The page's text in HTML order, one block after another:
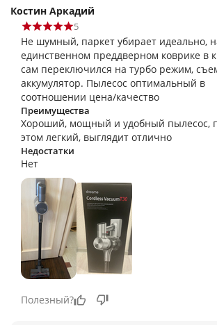
Костин Аркадий
5
Не шумный, паркет убирает идеально,
единственном преддверном коврике в
сам переключился на турбо режим,
аккумулятор. Пылесос оптимальный в
соотношении цена/качество
Преимущества
Хороший, мощный и удобный пылесос,
этом легкий, выглядит отлично
Недостатки
Нет
Полезный?